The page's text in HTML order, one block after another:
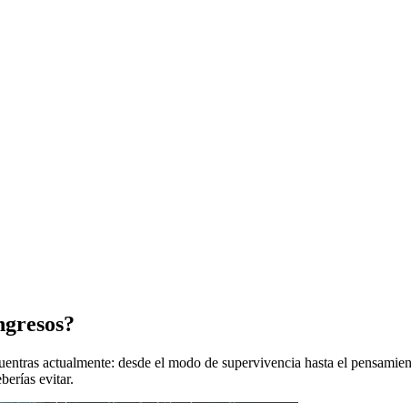
actualmente: desde el modo de supervivencia hasta el
evitar.